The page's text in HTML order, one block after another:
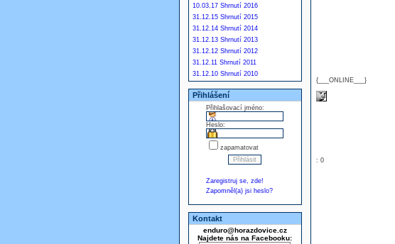
10.03.17 Shrnutí 2016
31.12.15 Shrnutí 2015
31.12.14 Shrnutí 2014
31.12.13 Shrnutí 2013
31.12.12 Shrnutí 2012
31.12.11 Shrnutí 2011
31.12.10 Shrnutí 2010
Přihlášení
Přihlašovací jméno:
Heslo:
zapamatovat
Zaregistruj se, zde!
Zapomněl(a) jsi heslo?
Kontakt
enduro@horazdovice.cz
Najdete nás na Facebooku:
{___ONLINE___}
: 0